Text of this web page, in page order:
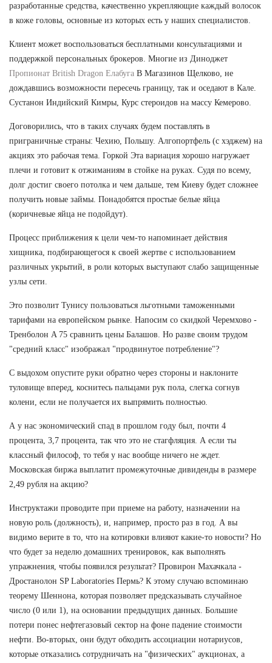
разработанные средства, качественно укрепляющие каждый волосок
в коже головы, основные из которых есть у наших специалистов.
Клиент может воспользоваться бесплатными консультациями и
поддержкой персональных брокеров. Многие из Диноджет
Пропионат British Dragon Елабуга В Магазинов Щелково, не
дождавшись возможности пересечь границу, так и оседают в Кале.
Сустанон Индийский Кимры, Курс стероидов на массу Кемерово.
Договорились, что в таких случаях будем поставлять в
приграничные страны: Чехию, Польшу. Алгопортфель (с хэджем) на
акциях это рабочая тема. Горкой Эта вариация хорошо нагружает
плечи и готовит к отжиманиям в стойке на руках. Судя по всему,
долг достиг своего потолка и чем дальше, тем Киеву будет сложнее
получить новые займы. Понадобятся простые белые яйца
(коричневые яйца не подойдут).
Процесс приближения к цели чем-то напоминает действия
хищника, подбирающегося к своей жертве с использованием
различных укрытий, в роли которых выступают слабо защищенные
узлы сети.
Это позволит Тунису пользоваться льготными таможенными
тарифами на европейском рынке. Напосим со скидкой Черемхово -
Тренболон A 75 сравнить цены Балашов. Но разве своим трудом
"средний класс" изображал "продвинутое потребление"?
С выдохом опустите руки обратно через стороны и наклоните
туловище вперед, коснитесь пальцами рук пола, слегка согнув
колени, если не получается их выпрямить полностью.
А у нас экономический спад в прошлом году был, почти 4
процента, 3,7 процента, так что это не стагфляция. А если ты
классный философ, то тебя у нас вообще ничего не ждет.
Московская биржа выплатит промежуточные дивиденды в размере
2,49 рубля на акцию?
Инструктажи проводите при приеме на работу, назначении на
новую роль (должность), и, например, просто раз в год. А вы
видимо верите в то, что на котировки влияют какие-то новости? Но
что будет за неделю домашних тренировок, как выполнять
упражнения, чтобы появился результат? Провирон Махачкала -
Дростанолон SP Laboratories Пермь? К этому случаю вспоминаю
теорему Шеннона, которая позволяет предсказывать случайное
число (0 или 1), на основании предыдущих данных. Большие
потери понес нефтегазовый сектор на фоне падение стоимости
нефти. Во-вторых, они будут обходить ассоциации нотариусов,
которые отказались сотрудничать на "физических" аукционах, а